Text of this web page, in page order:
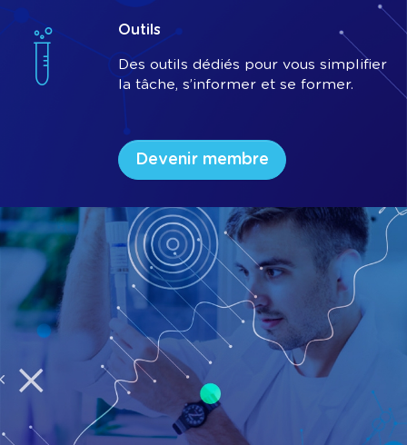
Outils
Des outils dédiés pour vous simplifier
la tâche, s’informer et se former.
Devenir membre